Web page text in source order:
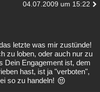
04.07.2009 um 15:22
letzte was mir zustünde!
zu loben, oder auch nur zu
Dein Engagement ist, dem
hast, ist ja "verboten",
so zu handeln!